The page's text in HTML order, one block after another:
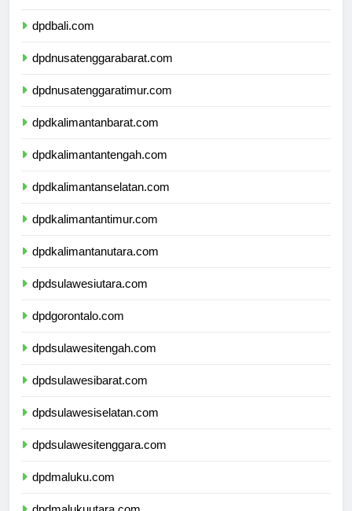
dpdbali.com
dpdnusatenggarabarat.com
dpdnusatenggaratimur.com
dpdkalimantanbarat.com
dpdkalimantantengah.com
dpdkalimantanselatan.com
dpdkalimantantimur.com
dpdkalimantanutara.com
dpdsulawesiutara.com
dpdgorontalo.com
dpdsulawesitengah.com
dpdsulawesibarat.com
dpdsulawesiselatan.com
dpdsulawesitenggara.com
dpdmaluku.com